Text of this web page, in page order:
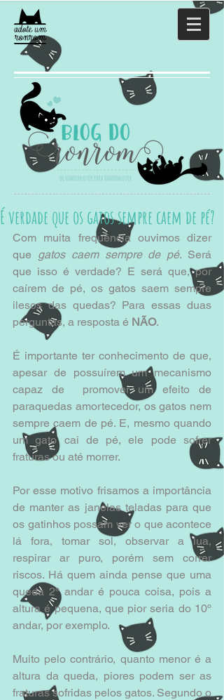
É verdade que os gatos sempre caem de pé?
Com muita frequência ouvimos dizer
que gatos caem sempre de pé. Será
que isso é verdade? E será que, por
caírem de pé, os gatos saem sempre
ilesos das quedas? Para essas duas
perguntas, a resposta é NÃO.
É importante ter conhecimento de que,
apesar de possuírem um mecanismo
capaz de  promover um efeito de
paraquedas amortecedor, os gatos nem
sempre caem de pé. E, mesmo quando
um gato cai de pé, ele pode sofrer
fraturas ou até morrer.
Por esse motivo frisamos a importância
de manter as janelas teladas para que
os gatinhos possam ver o que acontece
lá fora, tomar sol, observar a lua,
respirar ar puro, porém sem correr
riscos. Há quem ainda pense que uma
queda 2º andar é pouca coisa, pois a
altura é pequena, que pior seria do 10º
andar, por exemplo.
Muito pelo contrário, quanto menor é a
altura da queda, piores podem ser as
fraturas sofridas pelos gatos. Segundo o